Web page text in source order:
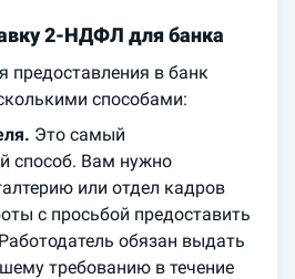
2-НДФЛ для банка
в банк
способами:
Это самый
способ. Вам нужно
или отдел кадров
с просьбой предоставить
обязан выдать
требованию в течение